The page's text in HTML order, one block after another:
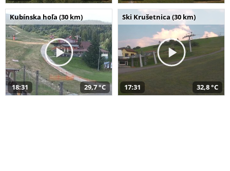
Kubínska hoľa (30 km)
18:31 29,7 °C
Ski Krušetnica (30 km)
17:31 32,8 °C